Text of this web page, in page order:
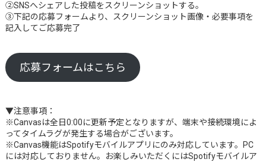
②SNSへシェアした投稿をスクリーンショットする。
③下記の応募フォームより、スクリーンショット画像・必要事項を
記入してご応募完了
応募フォームはこちら
▼注意事項：
※Canvasは全日0:00に更新予定となりますが、端末や接続環境によ
ってタイムラグが発生する場合がございます。
※Canvas機能はSpotifyモバイルアプリにのみ対応しています。PC
には対応しておりません。お楽しみいただくにはSpotifyモバイルア